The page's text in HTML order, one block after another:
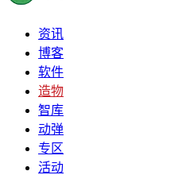
资讯
博客
软件
造物
智库
动弹
专区
活动